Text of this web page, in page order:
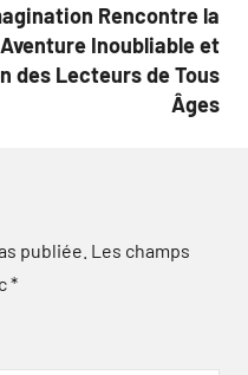
Rencontre la
Inoubliable et
des Lecteurs de Tous
Âges
publiée. Les champs
*